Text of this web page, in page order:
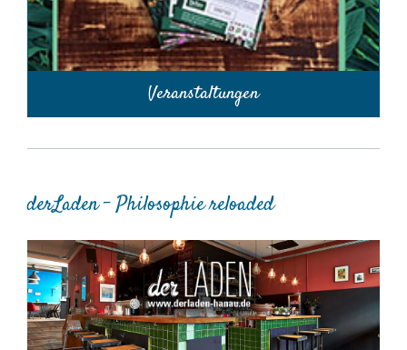
Veranstaltungen
derLaden - Philosophie reloaded